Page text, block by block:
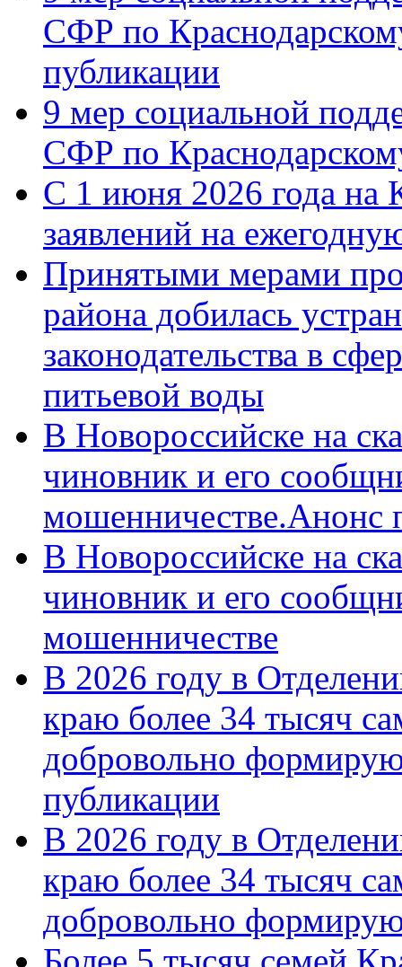
СФР по
публикации
9 мер социальной
СФР по
С 1 июня 2026 года на
заявлений на
Принятыми мерами
района добилась
законодательства в
питьевой воды
В Новороссийске на
чиновник и его
мошенничестве.Анонс
В Новороссийске на
чиновник и его
мошенничестве
В 2026 году в
краю более 34 тысяч
добровольно
публикации
В 2026 году в
краю более 34 тысяч
добровольно